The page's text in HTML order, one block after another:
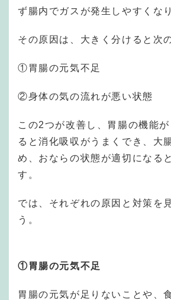
ず腸内でガスが発生しやすくな
その原因は、大きく分けると次
①胃腸の元気不足
②身体の気の流れが悪い状態
この2つが改善し、胃腸の機能
ると消化吸収がうまくでき、大
め、おならの状態が適切になる
す。
では、それぞれの原因と対策を
う。
①胃腸の元気不足
胃腸の元気が足りないことや、